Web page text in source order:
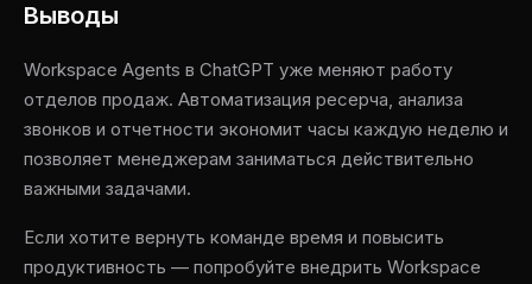
Выводы
Workspace Agents в ChatGPT уже меняют работу
отделов продаж. Автоматизация ресерча, анализа
звонков и отчетности экономит часы каждую неделю и
позволяет менеджерам заниматься действительно
важными задачами.
Если хотите вернуть команде время и повысить
продуктивность — попробуйте внедрить Workspace